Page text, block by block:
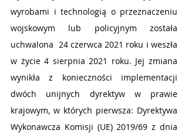
wyrobami i technologią o przeznaczeniu
wojskowym lub policyjnym została
uchwalona  24 czerwca 2021 roku i weszła
w życie 4 sierpnia 2021 roku. Jej zmiana
wynikła z konieczności implementacji
dwóch unijnych dyrektyw w prawie
krajowym, w których pierwsza: Dyrektywa
Wykonawcza Komisji (UE) 2019/69 z dnia